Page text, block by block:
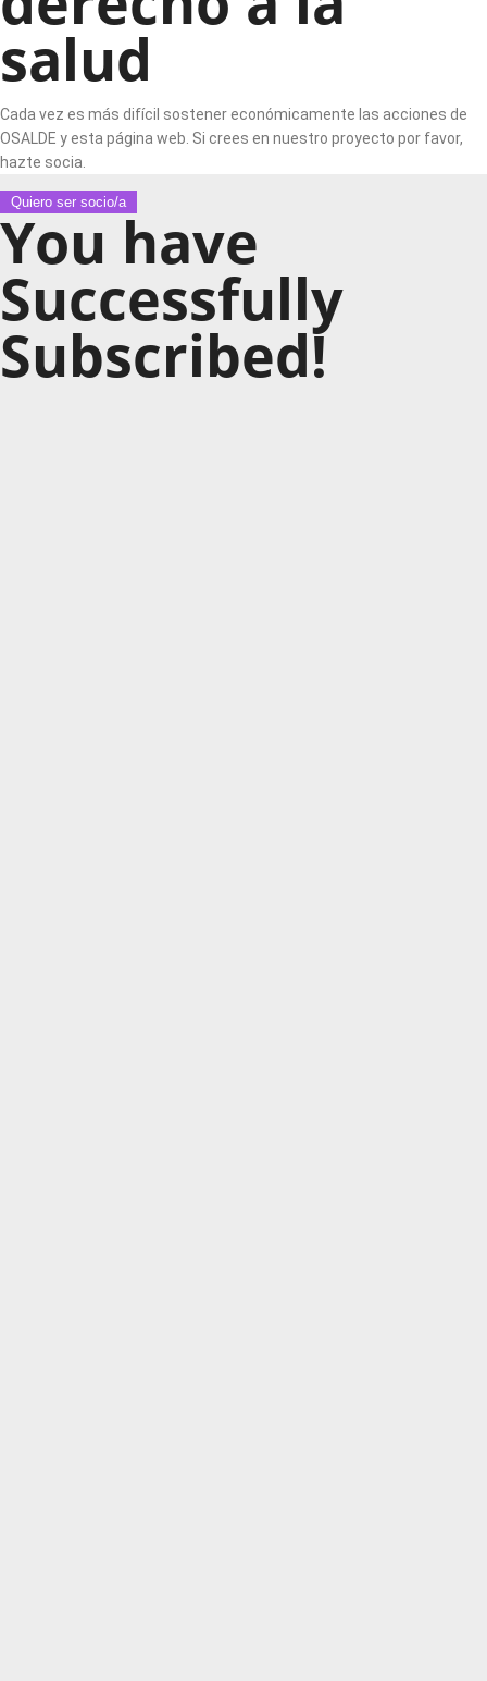
salud
Cada vez es más difícil sostener económicamente las acciones de
OSALDE y esta página web. Si crees en nuestro proyecto por favor,
hazte socia.
Quiero ser socio/a
You have
Successfully
Subscribed!